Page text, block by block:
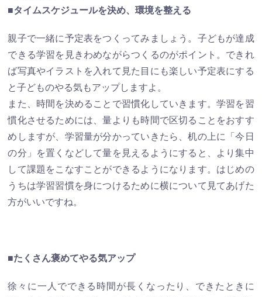
■タイムスケジュールを決め、環境を整える
親子で一緒に予定表をつくってみましょう。子どもが達成
できる学習を見きわめながらつくるのがポイント。できれ
ば写真やイラストを入れて見た目にも楽しい予定表にする
と子どものやる気もアップしますよ。
また、時間を決めることで習慣化していきます。学習を習
慣化させるためには、量よりも時間で区切ることをおすす
めしますが、学習量が分かっていきたら、机の上に「今日
の分」を置くなどして量を見えるようにすると、より集中
して課題をこなすことができるようになります。はじめの
うちは学習習慣を身につけるために横について見てあげた
方がいいですね。
■たくさん褒めてやる気アップ
徐々に一人でできる時間が長くなったり、できたときに